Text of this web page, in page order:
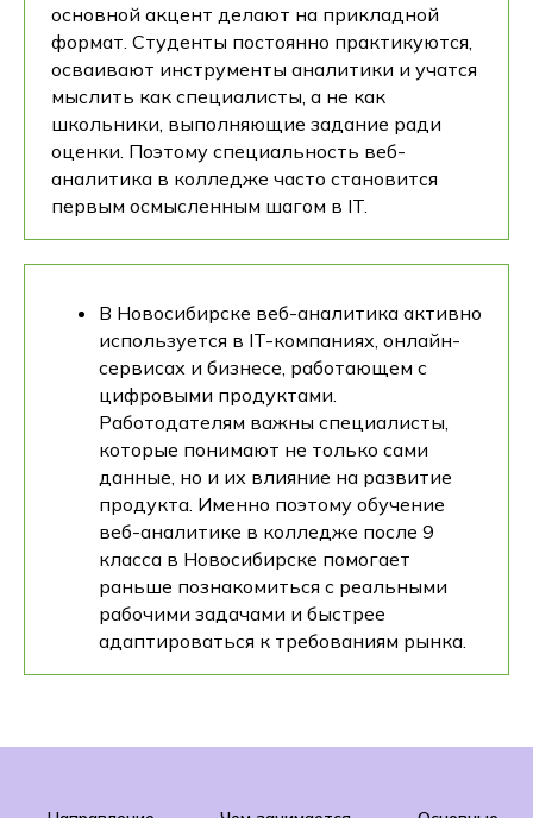
основной акцент делают на прикладной
формат. Студенты постоянно практикуются,
осваивают инструменты аналитики и учатся
мыслить как специалисты, а не как
школьники, выполняющие задание ради
оценки. Поэтому специальность веб-
аналитика в колледже часто становится
первым осмысленным шагом в IT.
В Новосибирске веб-аналитика активно
используется в IT-компаниях, онлайн-
сервисах и бизнесе, работающем с
цифровыми продуктами.
Работодателям важны специалисты,
которые понимают не только сами
данные, но и их влияние на развитие
продукта. Именно поэтому обучение
веб-аналитике в колледже после 9
класса в Новосибирске помогает
раньше познакомиться с реальными
рабочими задачами и быстрее
адаптироваться к требованиям рынка.